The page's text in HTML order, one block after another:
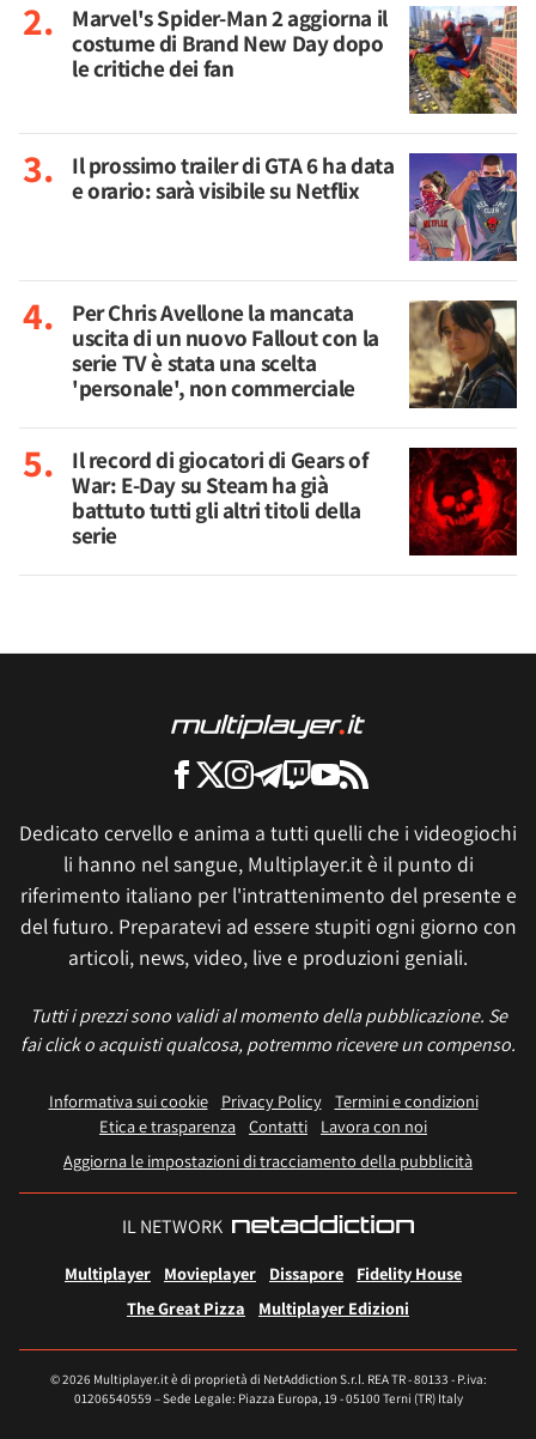
Marvel's Spider-Man 2 aggiorna il
costume di Brand New Day dopo
le critiche dei fan
Il prossimo trailer di GTA 6 ha data
e orario: sarà visibile su Netflix
Per Chris Avellone la mancata
uscita di un nuovo Fallout con la
serie TV è stata una scelta
'personale', non commerciale
Il record di giocatori di Gears of
War: E-Day su Steam ha già
battuto tutti gli altri titoli della
serie
Dedicato cervello e anima a tutti quelli che i videogiochi
li hanno nel sangue, Multiplayer.it è il punto di
riferimento italiano per l'intrattenimento del presente e
del futuro. Preparatevi ad essere stupiti ogni giorno con
articoli, news, video, live e produzioni geniali.
Tutti i prezzi sono validi al momento della pubblicazione. Se
fai click o acquisti qualcosa, potremmo ricevere un compenso.
Informativa sui cookie Privacy Policy
Termini e condizioni
Etica e trasparenza Contatti
Lavora con noi
Aggiorna le impostazioni di tracciamento della pubblicità
IL NETWORK
Multiplayer Movieplayer Dissapore
Fidelity House
The Great Pizza
Multiplayer Edizioni
© 2026 Multiplayer.it è di proprietà di NetAddiction S.r.l. REA TR - 80133 - P.iva:
01206540559 – Sede Legale: Piazza Europa, 19 - 05100 Terni (TR) Italy